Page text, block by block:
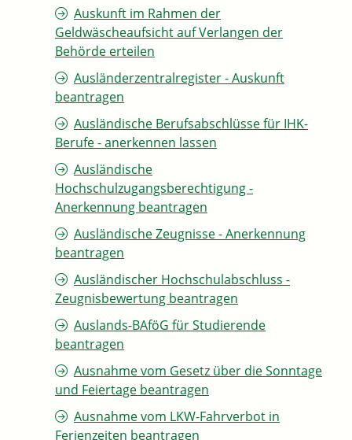
Auskunft im Rahmen der
Geldwäscheaufsicht auf Verlangen der
Behörde erteilen
Ausländerzentralregister - Auskunft
beantragen
Ausländische Berufsabschlüsse für IHK-
Berufe - anerkennen lassen
Ausländische
Hochschulzugangsberechtigung -
Anerkennung beantragen
Ausländische Zeugnisse - Anerkennung
beantragen
Ausländischer Hochschulabschluss -
Zeugnisbewertung beantragen
Auslands-BAföG für Studierende
beantragen
Ausnahme vom Gesetz über die Sonntage
und Feiertage beantragen
Ausnahme vom LKW-Fahrverbot in
Ferienzeiten beantragen